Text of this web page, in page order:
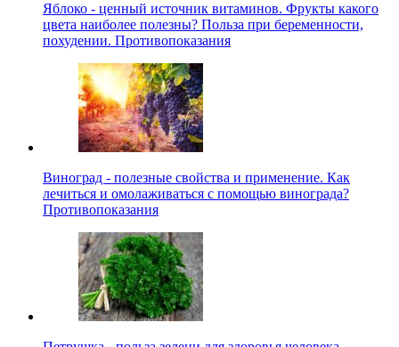
Яблоко - ценный источник витаминов. Фрукты какого
цвета наиболее полезны? Польза при беременности,
похудении. Противопоказания
Виноград - полезные свойства и применение. Как
лечиться и омолаживаться с помощью винограда?
Противопоказания